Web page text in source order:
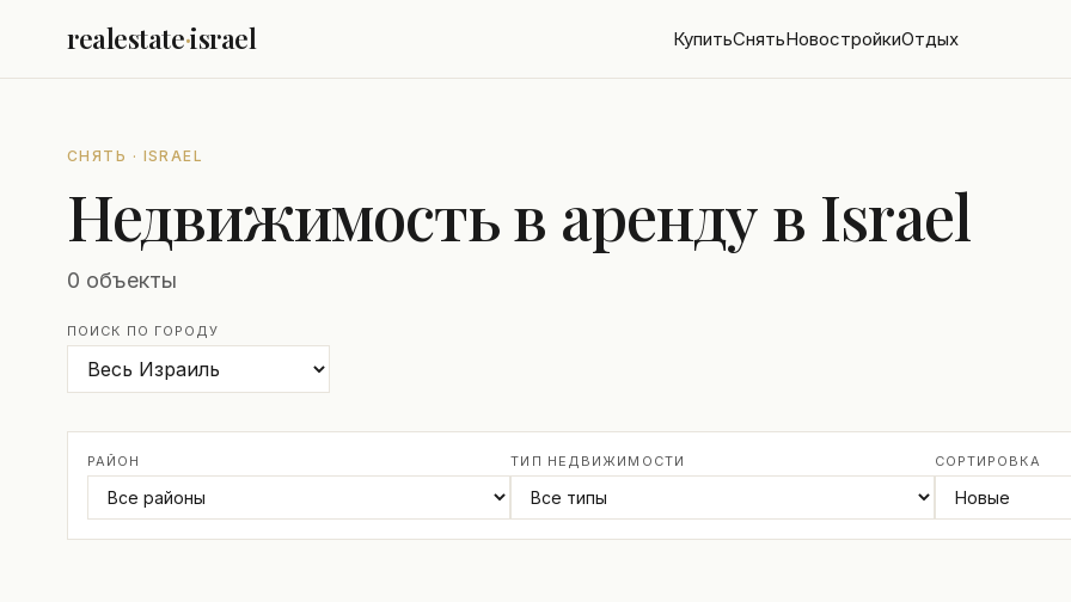
realestate·israel КупитьСнятьНовостройкиОтдых
СНЯТЬ · ISRAEL
Недвижимость в аренду в Israel
0 объекты
ПОИСК ПО ГОРОДУ
РАЙОН ТИП НЕДВИЖИМОСТИ СОРТИРОВКА